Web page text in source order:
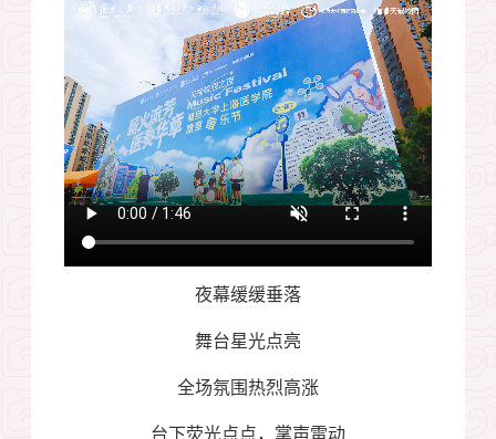
夜幕缓缓垂落
舞台星光点亮
全场氛围热烈高涨
台下荧光点点，掌声雷动